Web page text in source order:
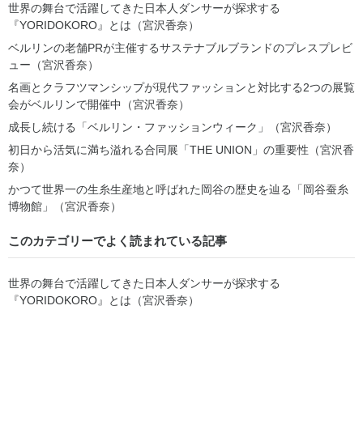
世界の舞台で活躍してきた日本人ダンサーが探求する
『YORIDOKORO』とは（宮沢香奈）
ベルリンの老舗PRが主催するサステナブルブランドのプレスプレビ
ュー（宮沢香奈）
名画とクラフツマンシップが現代ファッションと対比する2つの展覧
会がベルリンで開催中（宮沢香奈）
成長し続ける「ベルリン・ファッションウィーク」（宮沢香奈）
初日から活気に満ち溢れる合同展「THE UNION」の重要性（宮沢香
奈）
かつて世界一の生糸生産地と呼ばれた岡谷の歴史を辿る「岡谷蚕糸
博物館」（宮沢香奈）
このカテゴリーでよく読まれている記事
世界の舞台で活躍してきた日本人ダンサーが探求する
『YORIDOKORO』とは（宮沢香奈）